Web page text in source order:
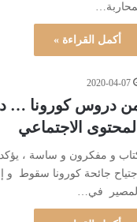
أكمل القراءة »
2020-04-07
دروس كورونا …
المحتوى الاجتماعي
و مفكرون و ساسة ،
اجتياح جائحة كورونا سقوط
المصير في…